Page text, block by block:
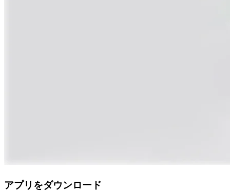
アプリをダウンロード